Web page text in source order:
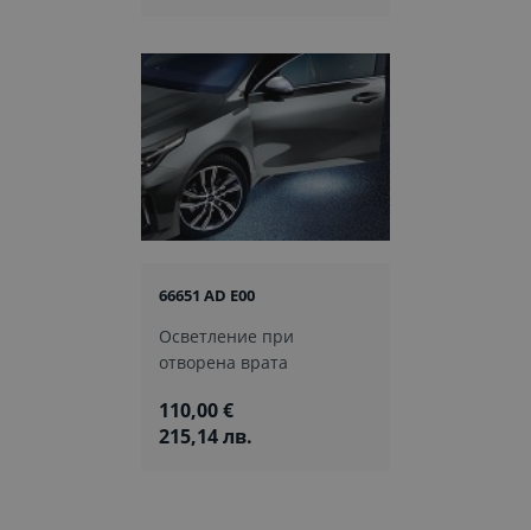
66651 AD E00
Осветление при
отворена врата
110,00 €
215,14 лв.